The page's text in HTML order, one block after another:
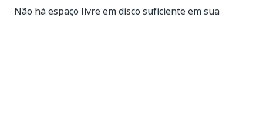
Não há espaço livre em disco suficiente em sua